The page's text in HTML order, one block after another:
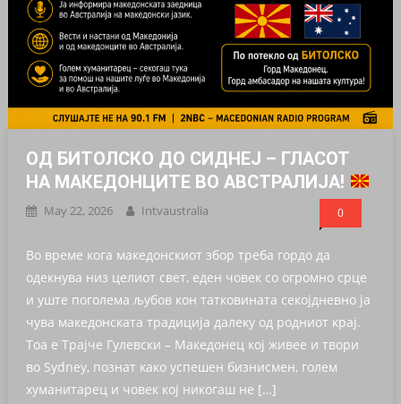
ОД БИТОЛСКО ДО СИДНЕЈ – ГЛАСОТ
НА МАКЕДОНЦИТЕ ВО АВСТРАЛИЈА!
May 22, 2026 Intvaustralia 0
Во време кога македонскиот збор треба гордо да
одекнува низ целиот свет, еден човек со огромно срце
и уште поголема љубов кон татковината секојдневно ја
чува македонската традиција далеку од родниот крај.
Тоа е Трајче Гулевски – Македонец кој живее и твори
во Sydney, познат како успешен бизнисмен, голем
хуманитарец и човек кој никогаш не […]